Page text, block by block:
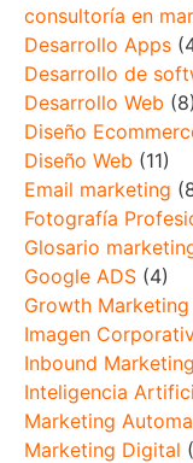
consultoría en
Desarrollo Apps
Desarrollo de
Desarrollo Web (8)
Diseño
Diseño Web (11)
Email marketing
Fotografía
Glosario
Google ADS (4)
Growth Marketing
Imagen
Inbound Marketing
Inteligencia
Marketing
Marketing Digital